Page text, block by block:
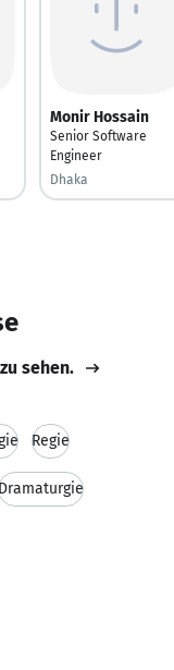
Monir Hossain
Senior Software
Engineer
Dhaka
sehen.
Regie